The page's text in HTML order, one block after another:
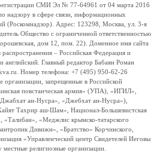
регистрации СМИ Эл № 77-64961 от 04 марта 2016
надзору в сфере связи, информационных
(Роскомнадзор). Адрес: 123298, Москва, ул. 3-я
Общество с ограниченной ответственностью
дом 12, пом. 22). Доменное имя сайта
– Российская Федерация и
английский. Главный редактор Бабаян Роман
Номер телефона: +7 (495) 950-62-26
организации, запрещенные в Российской
повстанческая армия» (УПА), «ИГИЛ»,
ан-Нусра», «Джебхат ан-Нусра»),
Тахрир аш-Шам», Национал-Большевистская
«Меджлис крымско-татарского
Дивижн», «Братство» Корчинского,
«Управленческий центр Свидетелей Иеговы
религиозные организации.